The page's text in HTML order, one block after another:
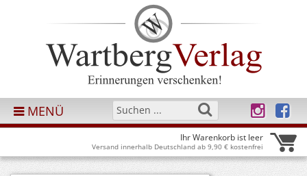
MENÜ
Ihr Warenkorb ist leer
Versand innerhalb Deutschland ab 9,90 € kostenfrei